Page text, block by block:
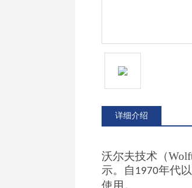
详细介绍
沃尔夫技术（
示。自 1970年代
使用。